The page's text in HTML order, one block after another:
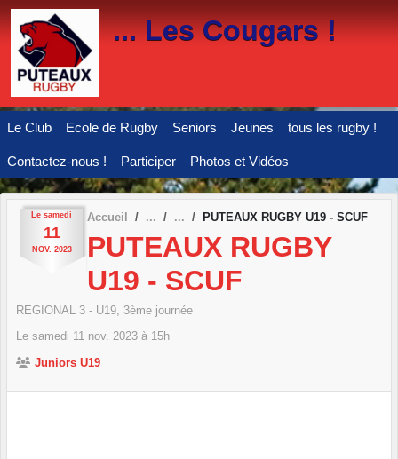
... Les Cougars !
Le Club Ecole de Rugby Seniors Jeunes tous les rugby !
Contactez-nous ! Participer Photos et Vidéos
Le samedi
11
NOV. 2023
Accueil PUTEAUX RUGBY U19 - SCUF
PUTEAUX RUGBY
U19 - SCUF
REGIONAL 3 - U19, 3ème journée
Le samedi 11 nov. 2023 à 15h
Juniors U19
Panneau de gestion des cookies